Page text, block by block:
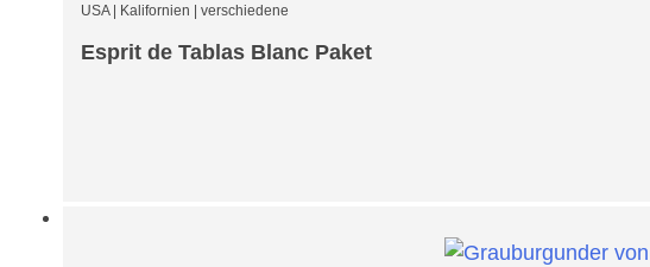
USA| Kalifornien | verschiedene
Esprit de Tablas Blanc Paket